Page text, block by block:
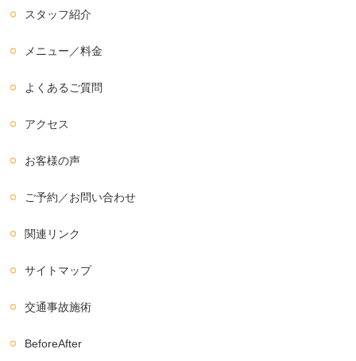
スタッフ紹介
メニュー／料金
よくあるご質問
アクセス
お客様の声
ご予約／お問い合わせ
関連リンク
サイトマップ
交通事故施術
BeforeAfter